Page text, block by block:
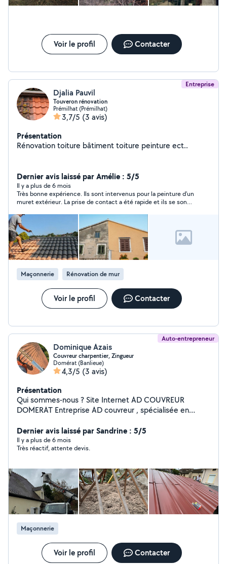
Voir le profil Contacter
Entreprise
Djalia Pauvil
Touveron rénovation
Prémilhat (Prémilhat)
3,7/5 (3 avis)
Présentation
Rénovation toiture bâtiment toiture peinture ect..
Dernier avis laissé par Amélie : 5/5
Il y a plus de 6 mois
Très bonne expérience. Ils sont intervenus pour la peinture d’un
muret extérieur. La prise de contact a été rapide et ils se sont
respectueuse, gentille et travaille avec soin. Le résultat est à la
hauteur de nos attentes. Nous referons sans hésiter appel à
eux pour d’autres travaux.
Maçonnerie Rénovation de mur
Voir le profil Contacter
Auto-entrepreneur
Dominique Azais
Couvreur charpentier, Zingueur
Domérat (Banlieue)
4,3/5 (3 avis)
Présentation
Qui sommes-nous ? Site Internet AD COUVREUR
DOMERAT Entreprise AD couvreur , spécialisée en
en peinture et étanchéité de façade nous mettons
notre savoir-faire au service des particuliers et des
professionnels depuis plusieurs années. Implantés à
vos travaux de toiture : Remplacement et rénovation de
toitures Pose de tuiles et bac acier Étanchéité et
isolation Démoussage et entretien Zinguerie et
gouttières Notre priorité : des chantiers réalisés dans
les règles de l'art, avec des matériaux de qualité, et un
suivi sérieux du début à la fin.
Dernier avis laissé par Sandrine : 5/5
Il y a plus de 6 mois
Très réactif, attente devis.
Maçonnerie
Voir le profil Contacter